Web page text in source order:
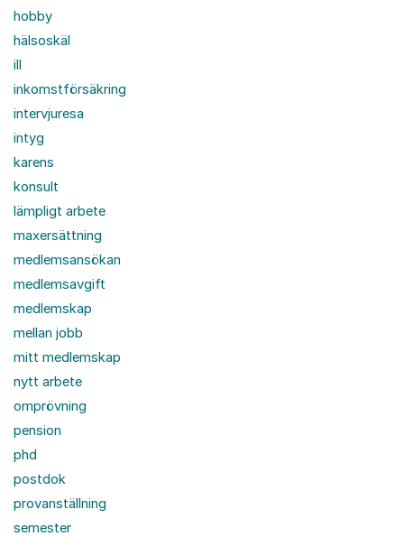
hobby
hälsoskäl
ill
inkomstförsäkring
intervjuresa
intyg
karens
konsult
lämpligt arbete
maxersättning
medlemsansökan
medlemsavgift
medlemskap
mellan jobb
mitt medlemskap
nytt arbete
omprövning
pension
phd
postdok
provanställning
semester